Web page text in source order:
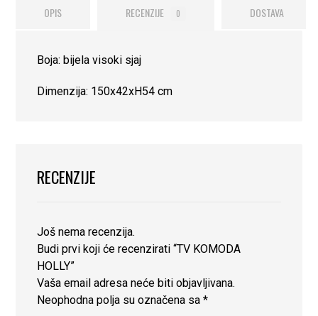
OPIS RECENZIJE 0 DOSTAVA
Boja: bijela visoki sjaj
Dimenzija: 150x42xH54 cm
RECENZIJE
Još nema recenzija.
Budi prvi koji će recenzirati “TV KOMODA
HOLLY”
Vaša email adresa neće biti objavljivana.
Neophodna polja su označena sa*